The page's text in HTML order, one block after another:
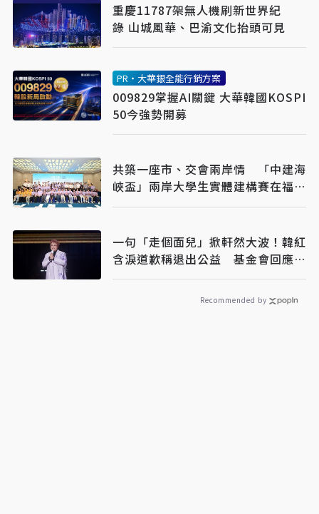
重慶11787架無人機刷新世界紀
錄 山城風華、巴渝文化抬頭可見
PR・大華銀全能行銷方案
009829掌握AI關鍵 大華韓國KOSPI
50今強勢開募
共築一座市、交會兩岸情 「中建海
峽盃」兩岸大學生實體建構賽在福州
落幕
一句「走個面兒」掀軒然大波！韓紅
含淚道歉稱退出公益 基金會回應：
仍在第一線義診
Recommended by